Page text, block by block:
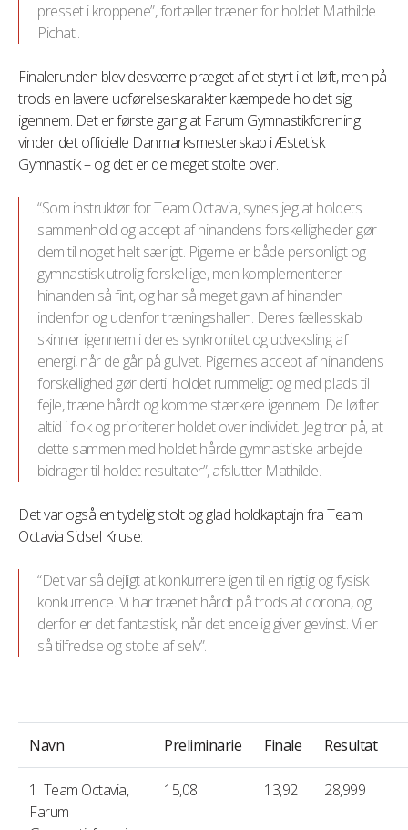
presset i kroppene”, fortæller træner for holdet Mathilde
Pichat..
Finalerunden blev desværre præget af et styrt i et løft, men på
trods en lavere udførelseskarakter kæmpede holdet sig
igennem. Det er første gang at Farum Gymnastikforening
vinder det officielle Danmarksmesterskab i Æstetisk
Gymnastik – og det er de meget stolte over.
“Som instruktør for Team Octavia, synes jeg at holdets
sammenhold og accept af hinandens forskelligheder gør
dem til noget helt særligt. Pigerne er både personligt og
gymnastisk utrolig forskellige, men komplementerer
hinanden så fint, og har så meget gavn af hinanden
indenfor og udenfor træningshallen. Deres fællesskab
skinner igennem i deres synkronitet og udveksling af
energi, når de går på gulvet. Pigernes accept af hinandens
forskellighed gør dertil holdet rummeligt og med plads til
fejle, træne hårdt og komme stærkere igennem. De løfter
altid i flok og prioriterer holdet over individet. Jeg tror på, at
dette sammen med holdet hårde gymnastiske arbejde
bidrager til holdet resultater”, afslutter Mathilde.
Det var også en tydelig stolt og glad holdkaptajn fra Team
Octavia Sidsel Kruse:
“Det var så dejligt at konkurrere igen til en rigtig og fysisk
konkurrence. Vi har trænet hårdt på trods af corona, og
derfor er det fantastisk, når det endelig giver gevinst. Vi er
så tilfredse og stolte af selv”.
Navn Preliminarie Finale Resultat
1 Team Octavia,
Farum
15,08 13,92 28,999